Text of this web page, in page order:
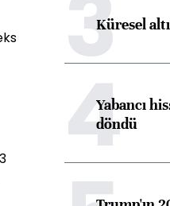
3Küresel
4Yabancı
döndü